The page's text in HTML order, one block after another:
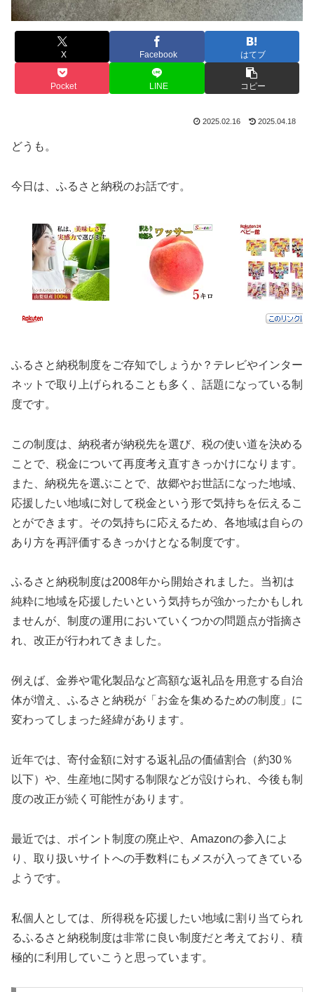
X Facebook はてブ
Pocket LINE コピー
2025.02.16 2025.04.18
どうも。
今日は、ふるさと納税のお話です。
ふるさと納税制度をご存知でしょうか？テレビやインター
ネットで取り上げられることも多く、話題になっている制
度です。
この制度は、納税者が納税先を選び、税の使い道を決める
ことで、税金について再度考え直すきっかけになります。
また、納税先を選ぶことで、故郷やお世話になった地域、
応援したい地域に対して税金という形で気持ちを伝えるこ
とができます。その気持ちに応えるため、各地域は自らの
あり方を再評価するきっかけとなる制度です。
ふるさと納税制度は2008年から開始されました。当初は
純粋に地域を応援したいという気持ちが強かったかもしれ
ませんが、制度の運用においていくつかの問題点が指摘さ
れ、改正が行われてきました。
例えば、金券や電化製品など高額な返礼品を用意する自治
体が増え、ふるさと納税が「お金を集めるための制度」に
変わってしまった経緯があります。
近年では、寄付金額に対する返礼品の価値割合（約30％
以下）や、生産地に関する制限などが設けられ、今後も制
度の改正が続く可能性があります。
最近では、ポイント制度の廃止や、Amazonの参入によ
り、取り扱いサイトへの手数料にもメスが入ってきている
ようです。
私個人としては、所得税を応援したい地域に割り当てられ
るふるさと納税制度は非常に良い制度だと考えており、積
極的に利用していこうと思っています。